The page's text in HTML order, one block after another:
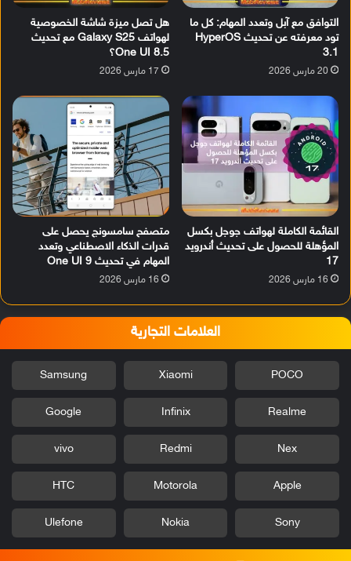
التوافق مع آبل وتعدد المهام: كل ما
تود معرفته عن تحديث HyperOS
3.1
20 مارس 2026
هل تصل ميزة شاشة الخصوصية
لهواتف Galaxy S25 مع تحديث
One UI 8.5؟
17 مارس 2026
القائمة الكاملة لهواتف جوجل بكسل
المؤهلة للحصول على تحديث أندرويد
17
16 مارس 2026
متصفح سامسونج يحصل على
قدرات الذكاء الاصطناعي وتعدد
المهام في تحديث One UI 9
16 مارس 2026
العلامات التجارية
POCO
Xiaomi
Samsung
Realme
Infinix
Google
Nex
Redmi
vivo
Apple
Motorola
HTC
Sony
Nokia
Ulefone